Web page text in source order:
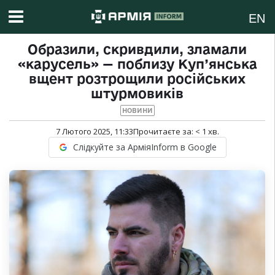
EN
Образили, скривдили, зламали
«карусель» — поблизу Куп’янська
вщент розтрощили російських
штурмовиків
НОВИНИ
7 Лютого 2025, 11:33Прочитаєте за: < 1 хв.
Слідкуйте за АрміяInform в Google